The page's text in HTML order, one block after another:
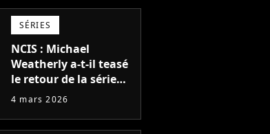
SÉRIES
NCIS : Michael
Weatherly a-t-il teasé
le retour de la série
Tony et Ziva pour une
4 mars 2026